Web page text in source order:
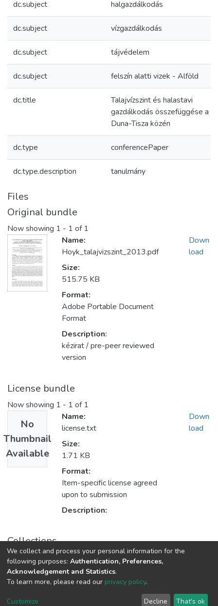
dc.subject halgazdálkodás
dc.subject vízgazdálkodás
dc.subject tájvédelem
dc.subject felszín alatti vizek - Alföld
dc.title
Talajvízszint és halastavi
gazdálkodás összefüggése a
Duna-Tisza közén
dc.type conferencePaper
dc.type.description tanulmány
Files
Original bundle
Now showing 1 - 1 of 1
Name:
Hoyk_talajvizszint_2013.pdf
Size:
515.75 KB
Format:
Adobe Portable Document
Format
Description:
kézirat / pre-peer reviewed
version
Down
load
License bundle
Now showing 1 - 1 of 1
No
Thumbnail
Available
Name:
license.txt
Size:
1.71 KB
Format:
Item-specific license agreed
upon to submission
Description:
Down
load
Collections
Tanulmányok - magyar nyelvű (RKI)
Cookie
End User
Send
We collect and process your personal information for the
following purposes: Authentication, Preferences,
Acknowledgement and Statistics.
To learn more, please read our privacy policy.
Customize Decline That's ok